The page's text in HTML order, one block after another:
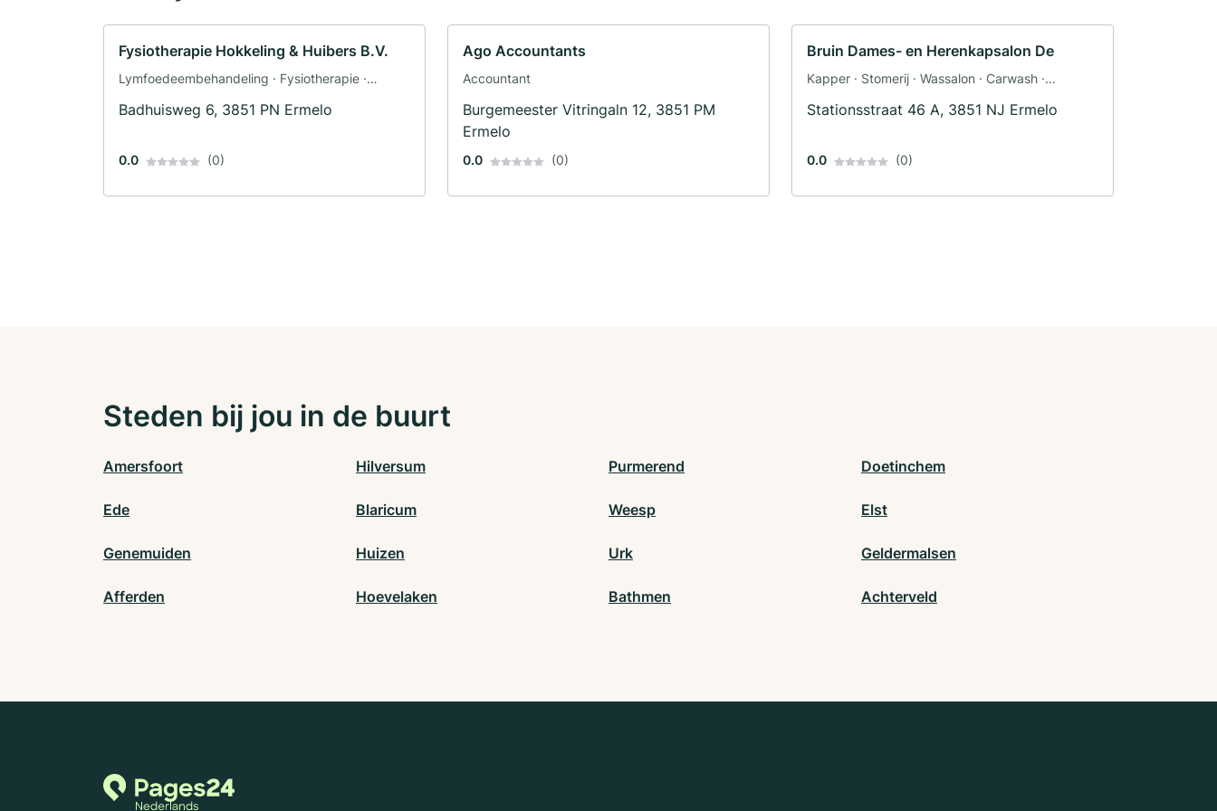
Fysiotherapie Hokkeling & Huibers B.V.
Lymfoedeembehandeling · Fysiotherapie ·
Rugschool · Fitnesslessen · Sportschool ·
Badhuisweg 6, 3851 PN Ermelo
0.0 (0)
Ago Accountants
Accountant
Burgemeester Vitringaln 12, 3851 PM
Ermelo
0.0 (0)
Bruin Dames- en Herenkapsalon De
Kapper · Stomerij · Wassalon · Carwash ·
Tuinterrasontwerp · Dameskapper · Herenkapper
Stationsstraat 46 A, 3851 NJ Ermelo
0.0 (0)
Steden bij jou in de buurt
Amersfoort Hilversum Purmerend Doetinchem
Ede Blaricum Weesp Elst
Genemuiden Huizen Urk Geldermalsen
Afferden Hoevelaken Bathmen Achterveld